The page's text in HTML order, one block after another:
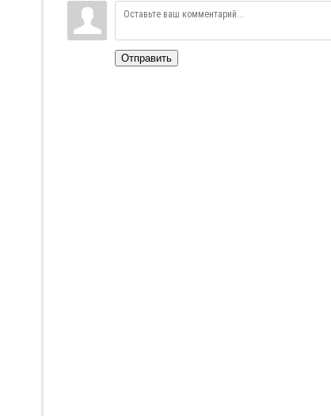
Отправить